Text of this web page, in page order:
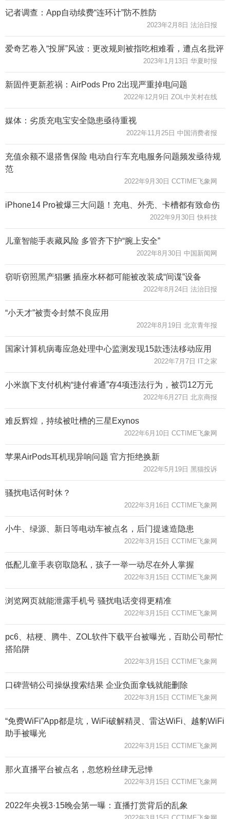
记者调查：App自动续费“连环计”防不胜防
2023年2月8日 法治日报
爱奇艺卷入“投屏”风波：更改规则被指吃相难看，遭点名批评
2023年1月13日 华夏时报
新固件更新惹祸：AirPods Pro 2出现严重掉电问题
2022年12月9日 ZOL中关村在线
媒体：劣质充电宝安全隐患亟待重视
2022年11月25日 中国消费者报
充值余额不退搭售保险 电动自行车充电服务问题频发亟待规
范
2022年9月30日 CCTIME飞象网
iPhone14 Pro被爆三大问题！充电、外壳、卡槽都有致命伤
2022年9月30日 快科技
儿童智能手表藏风险 多管齐下护“腕上安全”
2022年8月30日 中国新闻网
窃听窃照黑产猖獗 插座水杯都可能被改装成“间谍”设备
2022年8月24日 法治日报
“小天才”被责令封禁不良应用
2022年8月19日 北京青年报
国家计算机病毒应急处理中心监测发现15款违法移动应用
2022年7月7日 IT之家
小米旗下支付机构“捷付睿通”存4项违法行为，被罚12万元
2022年6月27日 北京商报
难反辉煌，持续被吐槽的三星Exynos
2022年6月10日 CCTIME飞象网
苹果AirPods耳机现异响问题 官方拒绝换新
2022年5月19日 黑猫投诉
骚扰电话何时休？
2022年3月16日 CCTIME飞象网
小牛、绿源、新日等电动车被点名，后门提速造隐患
2022年3月15日 CCTIME飞象网
低配儿童手表窃取隐私，孩子一举一动尽在外人掌握
2022年3月15日 CCTIME飞象网
浏览网页就能泄露手机号 骚扰电话变得更精准
2022年3月15日 CCTIME飞象网
pc6、桔梗、腾牛、ZOL软件下载平台被曝光，百助公司帮忙
搭陷阱
2022年3月15日 CCTIME飞象网
口碑营销公司操纵搜索结果 企业负面拿钱就能删除
2022年3月15日 CCTIME飞象网
“免费WiFi”App都是坑，WiFi破解精灵、雷达WiFi、越豹WiFi
助手被曝光
2022年3月15日 CCTIME飞象网
那火直播平台被点名，忽悠粉丝肆无忌惮
2022年3月15日 CCTIME飞象网
2022年央视3·15晚会第一曝：直播打赏背后的乱象